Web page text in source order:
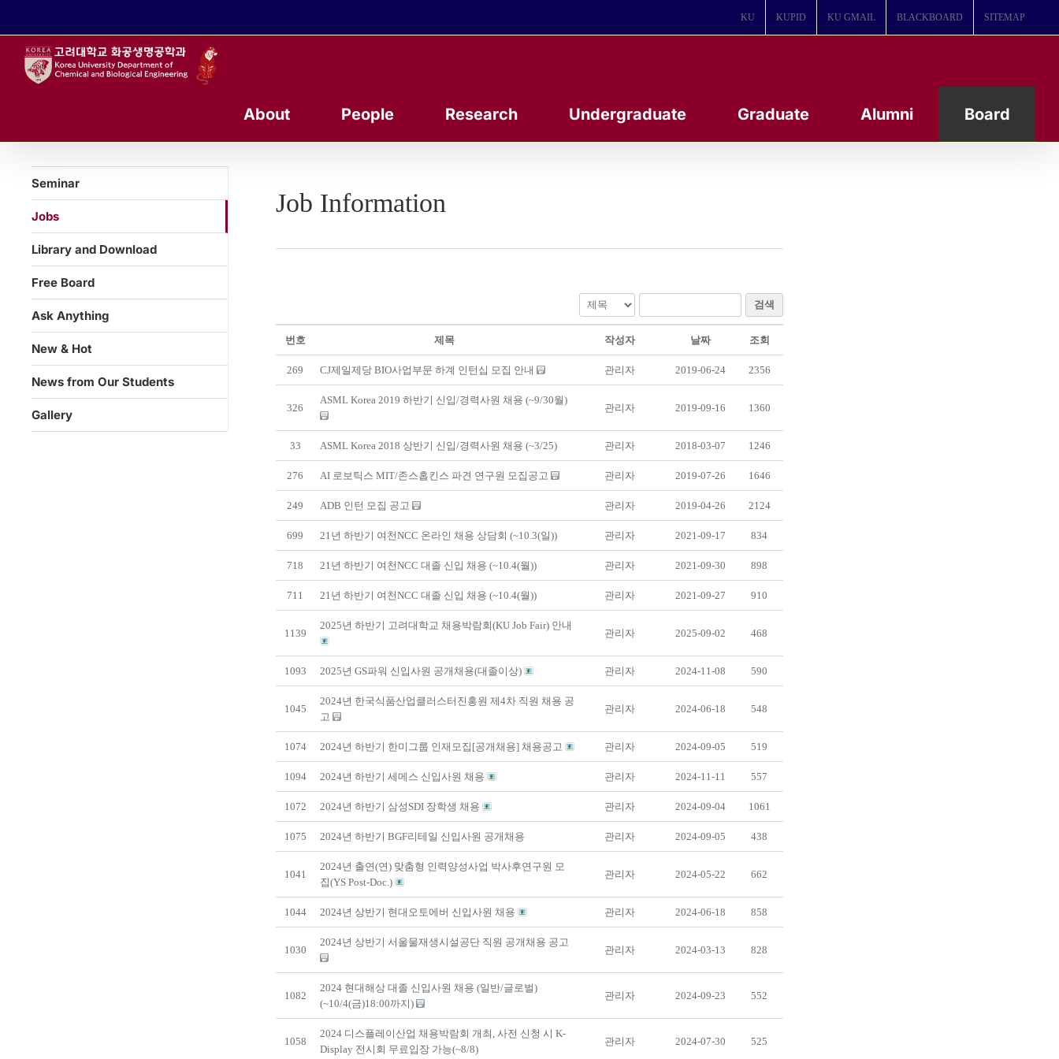
KU KUPID KU GMAIL BLACKBOARD SITEMAP
About People Research Undergraduate Graduate Alumni Board
Job Information
검색
번호 제목 작성자 날짜 조회
269 CJ제일제당 BIO사업부문 하계 인턴십 모집 안내 관리자 2019-06-24 2356
326
ASML Korea 2019 하반기 신입/경력사원 채용 (~9/30월)
관리자 2019-09-16 1360
33 ASML Korea 2018 상반기 신입/경력사원 채용 (~3/25) 관리자 2018-03-07 1246
276 AI 로보틱스 MIT/존스홉킨스 파견 연구원 모집공고 관리자 2019-07-26 1646
249 ADB 인턴 모집 공고 관리자 2019-04-26 2124
699 21년 하반기 여천NCC 온라인 채용 상담회 (~10.3(일)) 관리자 2021-09-17 834
718 21년 하반기 여천NCC 대졸 신입 채용 (~10.4(월)) 관리자 2021-09-30 898
711 21년 하반기 여천NCC 대졸 신입 채용 (~10.4(월)) 관리자 2021-09-27 910
1139
2025년 하반기 고려대학교 채용박람회(KU Job Fair) 안내
관리자 2025-09-02 468
1093 2025년 GS파워 신입사원 공개채용(대졸이상) 관리자 2024-11-08 590
1045
2024년 한국식품산업클러스터진홍원 제4차 직원 채용 공
고
관리자 2024-06-18 548
1074 2024년 하반기 한미그룹 인재모집[공개채용] 채용공고 관리자 2024-09-05 519
1094 2024년 하반기 세메스 신입사원 채용 관리자 2024-11-11 557
1072 2024년 하반기 삼성SDI 장학생 채용 관리자 2024-09-04 1061
1075 2024년 하반기 BGF리테일 신입사원 공개채용 관리자 2024-09-05 438
1041
2024년 출연(연) 맞춤형 인력양성사업 박사후연구원 모
집(YS Post-Doc.)
관리자 2024-05-22 662
1044 2024년 상반기 현대오토에버 신입사원 채용 관리자 2024-06-18 858
1030
2024년 상반기 서울물재생시설공단 직원 공개채용 공고
관리자 2024-03-13 828
1082
2024 현대해상 대졸 신입사원 채용 (일반/글로벌)
(~10/4(금)18:00까지)
관리자 2024-09-23 552
1058
2024 디스플레이산업 채용박람회 개최, 사전 신청 시 K-
Display 전시회 무료입장 가능(~8/8)
관리자 2024-07-30 525
Seminar
Jobs
Library and Download
Free Board
Ask Anything
New & Hot
News from Our Students
Gallery